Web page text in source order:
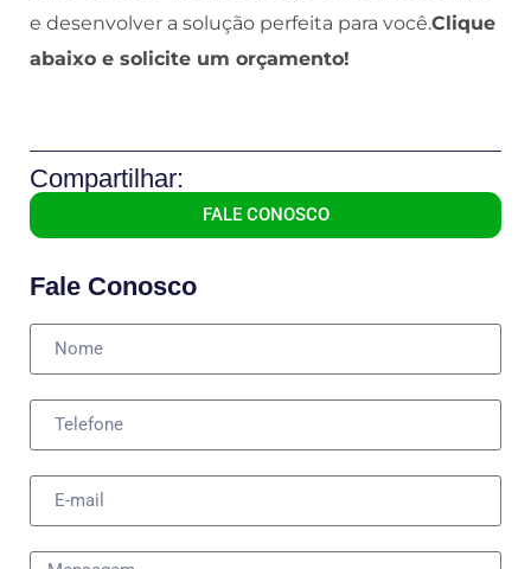
e desenvolver a solução perfeita para você.Clique
abaixo e solicite um orçamento!
Compartilhar:
FALE CONOSCO
Fale Conosco